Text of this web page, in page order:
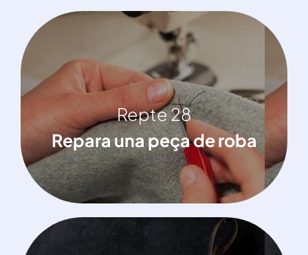
Repte 28
Repara una peça de roba
Repte 28
Repara una peça de roba.jpg